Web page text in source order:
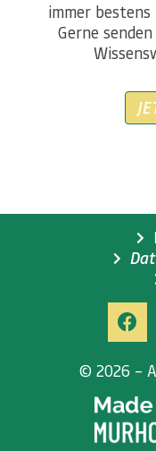
immer
Gerne
© 2026 –